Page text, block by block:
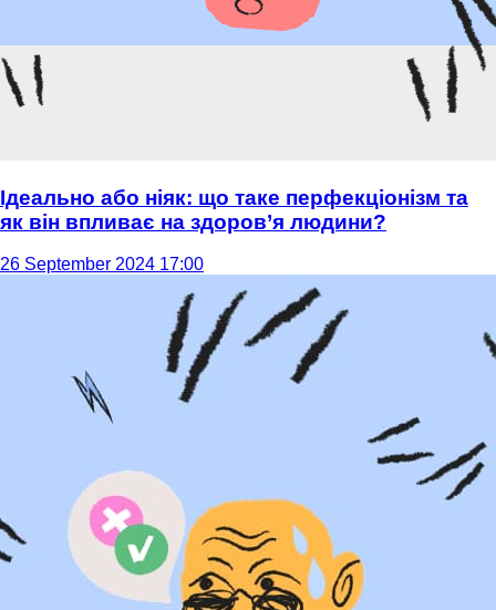
Ідеально або ніяк: що таке перфекціонізм та
як він впливає на здоров’я людини?
26 September 2024 17:00